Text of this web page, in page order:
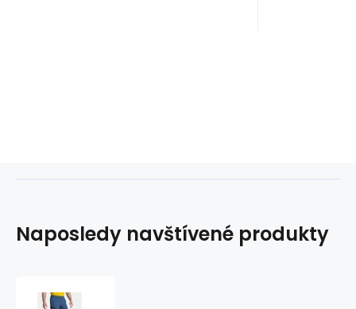
Naposledy navštívené produkty